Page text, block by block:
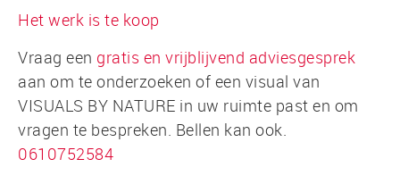
Het werk is te koop
Vraag een gratis en vrijblijvend adviesgesprek
aan om te onderzoeken of een visual van
VISUALS BY NATURE in uw ruimte past en om
vragen te bespreken. Bellen kan ook.
0610752584